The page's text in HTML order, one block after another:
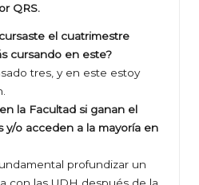
QRS.
el cuatrimestre
cursando en este?
tres, y en este estoy
la Facultad si ganan el
y/o acceden a la mayoría en
profundizar un